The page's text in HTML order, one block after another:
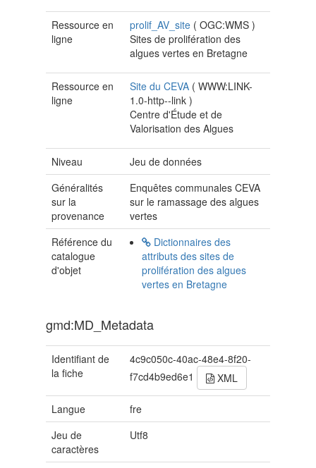
Ressource en
ligne
prolif_AV_site (OGC:WMS)
Sites de prolifération des
algues vertes en Bretagne
Ressource en
ligne
Site du CEVA (WWW:LINK-
1.0-http--link)
Centre d'Étude et de
Valorisation des Algues
Niveau
Jeu de données
Généralités
sur la
provenance
Enquêtes communales CEVA
sur le ramassage des algues
vertes
Référence du
catalogue
d'objet
Dictionnaires des
attributs des sites de
prolifération des algues
vertes en Bretagne
gmd:MD_Metadata
Identifiant de
la fiche
4c9c050c-40ac-48e4-8f20-
f7cd4b9ed6e1
XML
Langue
fre
Jeu de
caractères
Utf8